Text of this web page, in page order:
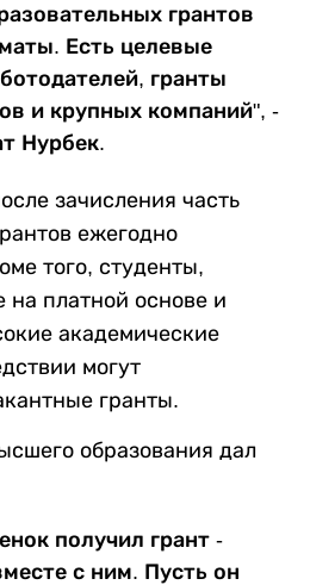
грантов
Есть целевые
гранты
и крупных компаний", -
Нурбек.
зачисления часть
ежегодно
того, студенты,
на платной основе и
академические
могут
гранты.
образования дал
получил грант -
с ним. Пусть он